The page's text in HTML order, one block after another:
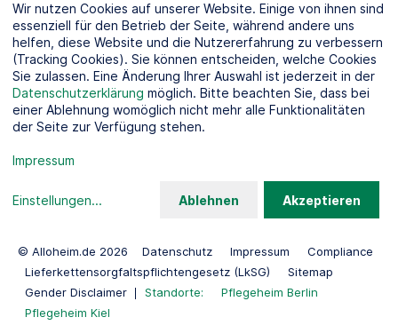
SOCIAL MEDIA
KOOPERATIONSPARTNER
© Alloheim.de 2026 Datenschutz Impressum
Compliance
Lieferkettensorgfaltspflichtengesetz (LkSG)
Sitemap
Gender Disclaimer
Standorte:
Pflegeheim Berlin
Pflegeheim Kiel
Wir nutzen Cookies auf unserer Website. Einige von ihnen sind
essenziell für den Betrieb der Seite, während andere uns
helfen, diese Website und die Nutzererfahrung zu verbessern
(Tracking Cookies). Sie können entscheiden, welche Cookies
Sie zulassen. Eine Änderung Ihrer Auswahl ist jederzeit in der
Datenschutzerklärung möglich. Bitte beachten Sie, dass bei
einer Ablehnung womöglich nicht mehr alle Funktionalitäten
der Seite zur Verfügung stehen.
Impressum
Einstellungen... Ablehnen Akzeptieren